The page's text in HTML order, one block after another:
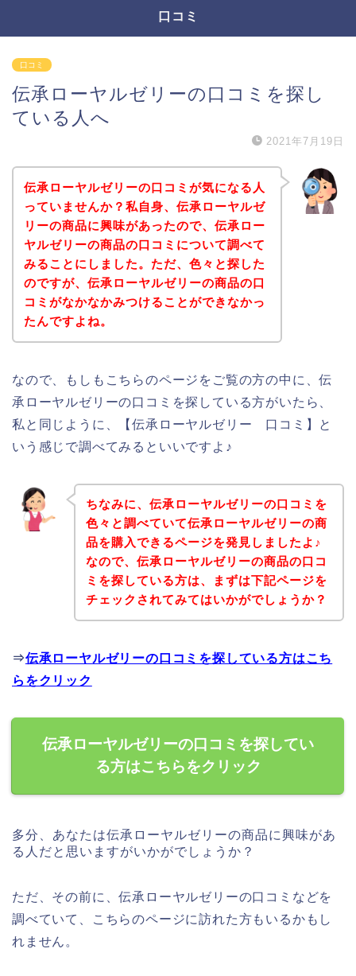
口コミ
口コミ
伝承ローヤルゼリーの口コミを探し
ている人へ
2021年7月19日
伝承ローヤルゼリーの口コミが気になる人
っていませんか？私自身、伝承ローヤルゼ
リーの商品に興味があったので、伝承ロー
ヤルゼリーの商品の口コミについて調べて
みることにしました。ただ、色々と探した
のですが、伝承ローヤルゼリーの商品の口
コミがなかなかみつけることができなかっ
たんですよね。
なので、もしもこちらのページをご覧の方の中に、伝
承ローヤルゼリーの口コミを探している方がいたら、
私と同じように、【伝承ローヤルゼリー 口コミ】と
いう感じで調べてみるといいですよ♪
ちなみに、伝承ローヤルゼリーの口コミを
色々と調べていて伝承ローヤルゼリーの商
品を購入できるページを発見しましたよ♪
なので、伝承ローヤルゼリーの商品の口コ
ミを探している方は、まずは下記ページを
チェックされてみてはいかがでしょうか？
⇒伝承ローヤルゼリーの口コミを探している方はこち
らをクリック
伝承ローヤルゼリーの口コミを探してい
る方はこちらをクリック
多分、あなたは伝承ローヤルゼリーの商品に興味があ
る人だと思いますがいかがでしょうか？
ただ、その前に、伝承ローヤルゼリーの口コミなどを
調べていて、こちらのページに訪れた方もいるかもし
れません。